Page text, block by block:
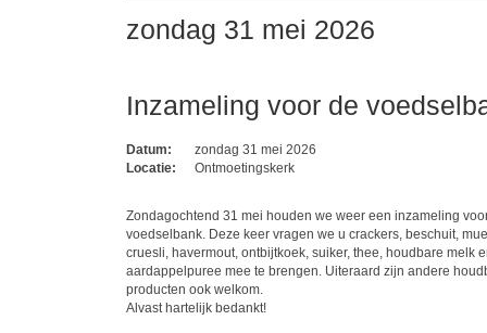
zondag 31 mei 2026
Inzameling voor de
Datum:
zondag 31 mei 2026
Locatie:
Ontmoetingskerk
Zondagochtend 31 mei houden we weer een inzameling
voedselbank. Deze keer vragen we u crackers, beschuit,
cruesli, havermout, ontbijtkoek, suiker, thee, houdbare melk
aardappelpuree mee te brengen. Uiteraard zijn andere
producten ook welkom.
Alvast hartelijk bedankt!